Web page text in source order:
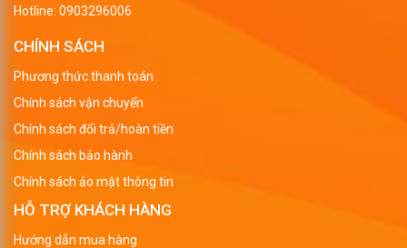
Hotline: 0903296006
CHÍNH SÁCH
Phương thức thanh toán
Chính sách vận chuyển
Chính sách đổi trả/hoàn tiền
Chính sách bảo hành
Chính sách ảo mật thông tin
HỖ TRỢ KHÁCH HÀNG
Hướng dẫn mua hàng